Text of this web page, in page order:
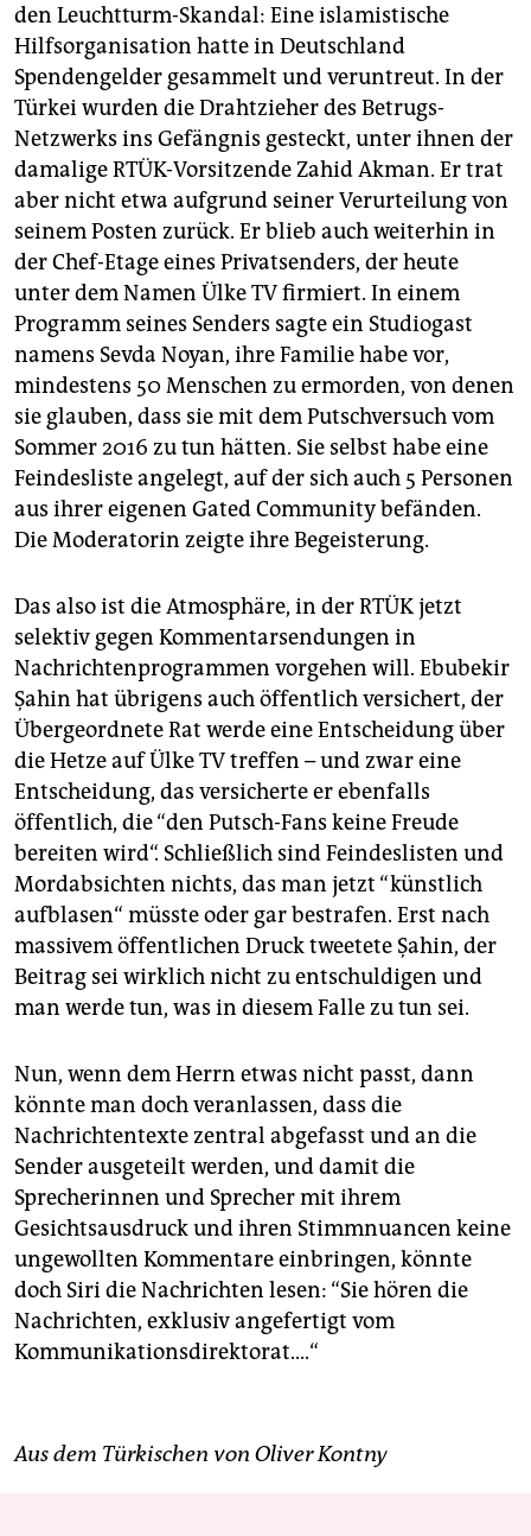
den Leuchtturm-Skandal: Eine islamistische
Hilfsorganisation hatte in Deutschland
Spendengelder gesammelt und veruntreut. In der
Türkei wurden die Drahtzieher des Betrugs-
Netzwerks ins Gefängnis gesteckt, unter ihnen der
damalige RTÜK-Vorsitzende Zahid Akman. Er trat
aber nicht etwa aufgrund seiner Verurteilung von
seinem Posten zurück. Er blieb auch weiterhin in
der Chef-Etage eines Privatsenders, der heute
unter dem Namen Ülke TV firmiert. In einem
Programm seines Senders sagte ein Studiogast
namens Sevda Noyan, ihre Familie habe vor,
mindestens 50 Menschen zu ermorden, von denen
sie glauben, dass sie mit dem Putschversuch vom
Sommer 2016 zu tun hätten. Sie selbst habe eine
Feindesliste angelegt, auf der sich auch 5 Personen
aus ihrer eigenen Gated Community befänden.
Die Moderatorin zeigte ihre Begeisterung.
Das also ist die Atmosphäre, in der RTÜK jetzt
selektiv gegen Kommentarsendungen in
Nachrichtenprogrammen vorgehen will. Ebubekir
Şahin hat übrigens auch öffentlich versichert, der
Übergeordnete Rat werde eine Entscheidung über
die Hetze auf Ülke TV treffen – und zwar eine
Entscheidung, das versicherte er ebenfalls
öffentlich, die “den Putsch-Fans keine Freude
bereiten wird“. Schließlich sind Feindeslisten und
Mordabsichten nichts, das man jetzt “künstlich
aufblasen“ müsste oder gar bestrafen. Erst nach
massivem öffentlichen Druck tweetete Şahin, der
Beitrag sei wirklich nicht zu entschuldigen und
man werde tun, was in diesem Falle zu tun sei.
Nun, wenn dem Herrn etwas nicht passt, dann
könnte man doch veranlassen, dass die
Nachrichtentexte zentral abgefasst und an die
Sender ausgeteilt werden, und damit die
Sprecherinnen und Sprecher mit ihrem
Gesichtsausdruck und ihren Stimmnuancen keine
ungewollten Kommentare einbringen, könnte
doch Siri die Nachrichten lesen: “Sie hören die
Nachrichten, exklusiv angefertigt vom
Kommunikationsdirektorat....“
Aus dem Türkischen von Oliver Kontny